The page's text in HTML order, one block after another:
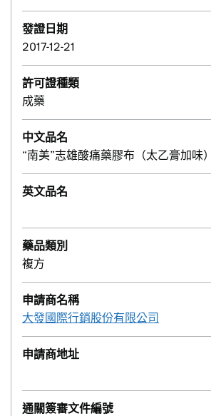
發證日期
2017-12-21
許可證種類
成藥
中文品名
“南美”志雄酸痛藥膠布（太乙膏加味）
英文品名
藥品類別
複方
申請商名稱
大發國際行銷股份有限公司
申請商地址
通關簽審文件編號